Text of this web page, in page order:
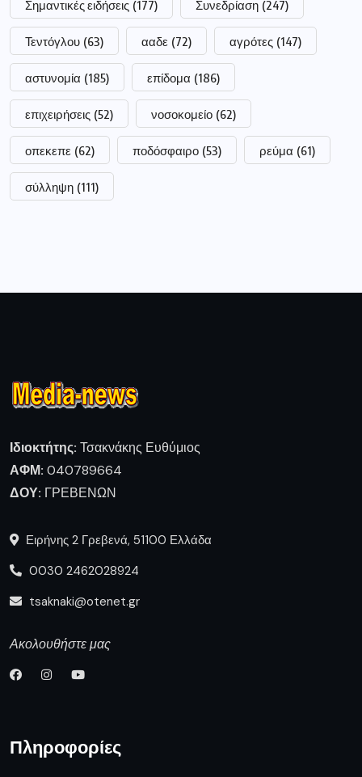
Σημαντικές ειδήσεις (177) Συνεδρίαση (247)
Τεντόγλου (63) ααδε (72) αγρότες (147)
αστυνομία (185) επίδομα (186)
επιχειρήσεις (52) νοσοκομείο (62)
οπεκεπε (62) ποδόσφαιρο (53) ρεύμα (61)
σύλληψη (111)
Ιδιοκτήτης: Τσακνάκης Ευθύμιος
ΑΦΜ: 040789664
ΔΟΥ: ΓΡΕΒΕΝΩΝ
Ειρήνης 2 Γρεβενά, 51100 Ελλάδα
0030 2462028924
tsaknaki@otenet.gr
Ακολουθήστε μας
Πληροφορίες